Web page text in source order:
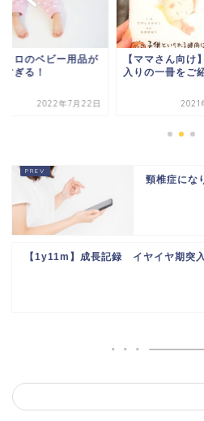
クロのベビー用品が
すぎる！
2022年7月22日
【ママさん向け
入りの一冊をご
2021
頸椎症にな
【1y11m】成長記録 イヤイヤ期突入